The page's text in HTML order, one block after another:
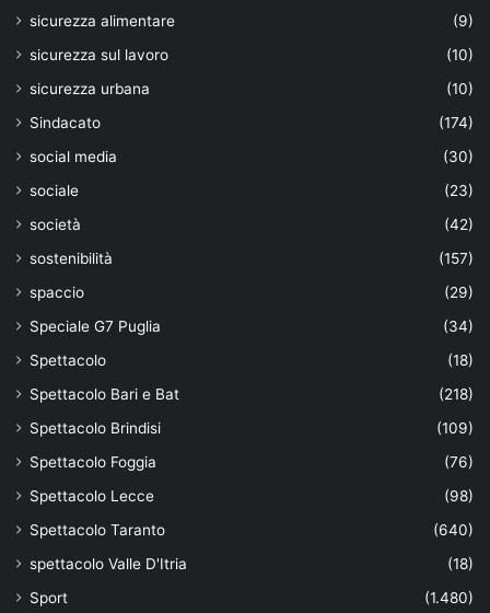
sicurezza alimentare
(9)
sicurezza sul lavoro
(10)
sicurezza urbana
(10)
Sindacato
(174)
social media
(30)
sociale
(23)
società
(42)
sostenibilità
(157)
spaccio
(29)
Speciale G7 Puglia
(34)
Spettacolo
(18)
Spettacolo Bari e Bat
(218)
Spettacolo Brindisi
(109)
Spettacolo Foggia
(76)
Spettacolo Lecce
(98)
Spettacolo Taranto
(640)
spettacolo Valle D'Itria
(18)
Sport
(1.480)